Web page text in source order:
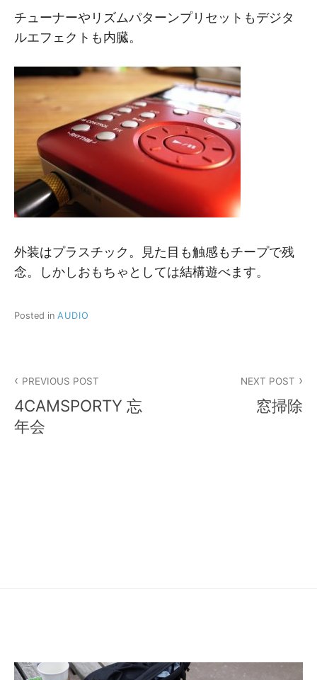
チューナーやリズムパターンプリセットもデジタ
ルエフェクトも内臓。
外装はプラスチック。見た目も触感もチープで残
念。しかしおもちゃとしては結構遊べます。
Posted in AUDIO
稿
ナ
PREVIOUS POST
4CAMSPORTY 忘
年会
NEXT POST
窓掃除